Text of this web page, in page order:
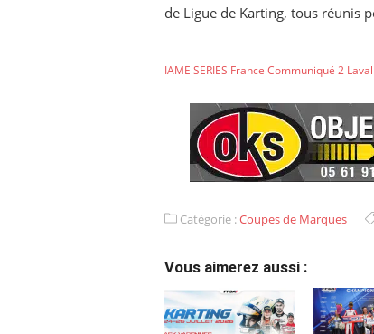
de Ligue de Karting, tous réunis
IAME SERIES France Communiqué 2
Catégorie :Coupes de Marques
Vous aimerez aussi :